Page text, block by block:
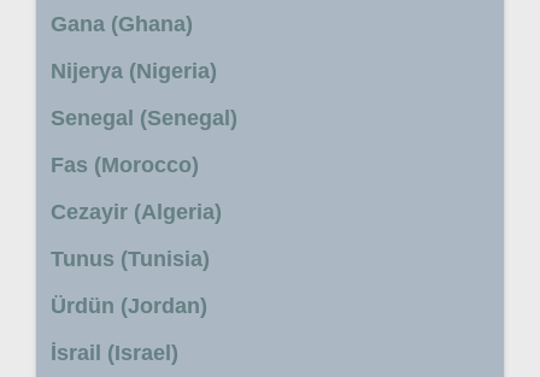
Gana (Ghana)
Nijerya (Nigeria)
Senegal (Senegal)
Fas (Morocco)
Cezayir (Algeria)
Tunus (Tunisia)
Ürdün (Jordan)
İsrail (Israel)